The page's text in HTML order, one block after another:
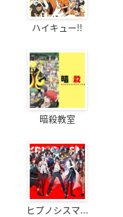
ハイキュー!!
暗殺教室
ヒプノシスマ...